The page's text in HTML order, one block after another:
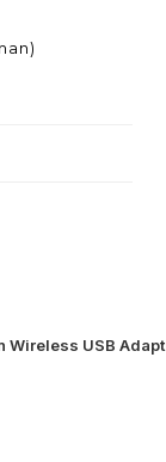
Wireless USB